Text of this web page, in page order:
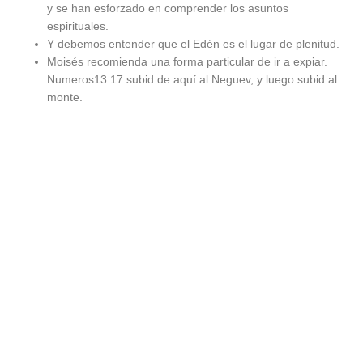
y se han esforzado en comprender los asuntos
espirituales.
Y debemos entender que el Edén es el lugar de plenitud.
Moisés recomienda una forma particular de ir a expiar.
Numeros13:17 subid de aquí al Neguev, y luego subid al
monte.